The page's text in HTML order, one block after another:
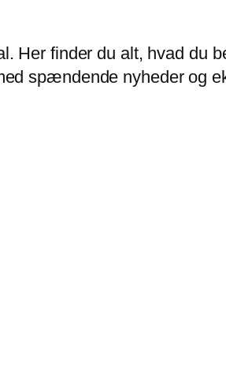
Her finder du alt, hvad du
spændende nyheder og